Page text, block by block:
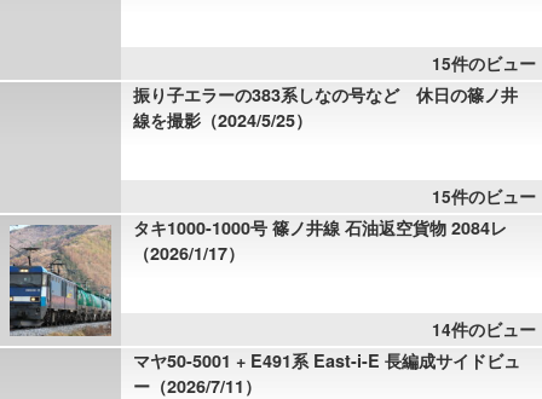
15件のビュー
振り子エラーの383系しなの号など 休日の篠ノ井
線を撮影（2024/5/25）
15件のビュー
タキ1000-1000号 篠ノ井線 石油返空貨物 2084レ
（2026/1/17）
14件のビュー
マヤ50-5001 + E491系 East-i-E 長編成サイドビュ
ー（2026/7/11）